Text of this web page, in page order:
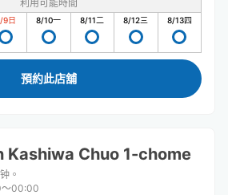
利用可能時間
9日 8/10一 8/11二 8/12三 8/13四
預約此店舖
Kashiwa Chuo 1-chome
。
00:00